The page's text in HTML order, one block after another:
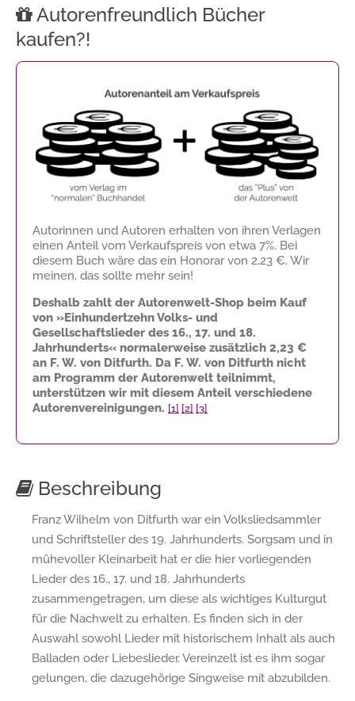
Autorenfreundlich Bücher
kaufen?!
Autorinnen und Autoren erhalten von ihren Verlagen
einen Anteil vom Verkaufspreis von etwa 7%. Bei
diesem Buch wäre das ein Honorar von 2,23 €. Wir
meinen, das sollte mehr sein!
Deshalb zahlt der Autorenwelt-Shop beim Kauf
von »Einhundertzehn Volks- und
Gesellschaftslieder des 16., 17. und 18.
Jahrhunderts« normalerweise zusätzlich 2,23 €
an F. W. von Ditfurth. Da F. W. von Ditfurth nicht
am Programm der Autorenwelt teilnimmt,
unterstützen wir mit diesem Anteil verschiedene
Autorenvereinigungen. [1] [2] [3]
Beschreibung
Franz Wilhelm von Ditfurth war ein Volksliedsammler
und Schriftsteller des 19. Jahrhunderts. Sorgsam und in
mühevoller Kleinarbeit hat er die hier vorliegenden
Lieder des 16., 17. und 18. Jahrhunderts
zusammengetragen, um diese als wichtiges Kulturgut
für die Nachwelt zu erhalten. Es finden sich in der
Auswahl sowohl Lieder mit historischem Inhalt als auch
Balladen oder Liebeslieder. Vereinzelt ist es ihm sogar
gelungen, die dazugehörige Singweise mit abzubilden.